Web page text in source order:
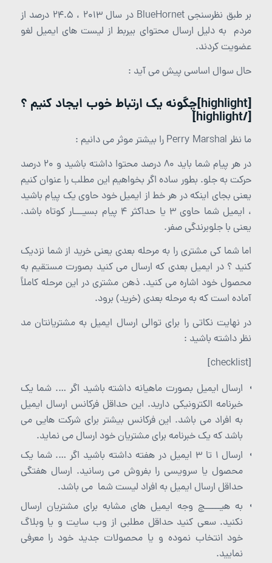
بر طبق نظرسنجی BlueHornet در سال 2013 ، 24.5 درصد از
مردم به دلیل ارسال محتوای بیربط از لیست های ایمیل لغو
عضویت کردند.
حال سوال اساسی پیش می آید :
[highlight]چگونه یک ارتباط خوب ایجاد کنیم ؟
[/highlight]
ما نظر Perry Marshal را بیشتر موثر می دانیم :
در هر پیام شما باید 80 درصد محتوا داشته باشید و 20 درصد
حرکت به جلو. بطور ساده اگر بخواهیم این مطلب را عنوان کنیم
یعنی بجای اینکه در هر خط از ایمیل خود حاوی یک پیام باشید
، ایمیل شما حاوی 3 یا حداکثر 4 پیام بسیـــار کوتاه باشد.
یعنی با جلوبرندگی صفر.
اما شما کی مشتری را به مرحله بعدی یعنی خرید از شما نزدیک
کنید ؟ در ایمیل بعدی که ارسال می کنید بصورت مستقیم به
محصول خود اشاره می کنید. ذهن مشتری در این مرحله کاملاً
آماده است که به مرحله بعدی (خرید) برود.
در نهایت نکاتی را برای توالی ارسال ایمیل به مشتریانتان مد
نظر داشته باشید :
[checklist]
ارسال ایمیل بصورت ماهیانه داشته باشید اگر …. شما یک
خبرنامه الکترونیکی دارید. این حداقل فرکانس ارسال ایمیل
به افراد می باشد. این فرکانس بیشتر برای شرکت هایی می
باشد که یک خبرنامه برای مشتریان خود ارسال می نماید.
ارسال 1 تا 3 ایمیل در هفته داشته باشید اگر …. شما یک
محصول یا سرویسی را بفروش می رسانید. ارسال هفتگی
حداقل ارسال ایمیل به افراد لیست شما می باشد.
به هیـــــچ وجه ایمیل های مشابه برای مشتریان ارسال
نکنید. سعی کنید حداقل مطلبی از وب سایت و یا وبلاگ
خود انتخاب نموده و یا محصولات جدید خود را معرفی
نمایید.